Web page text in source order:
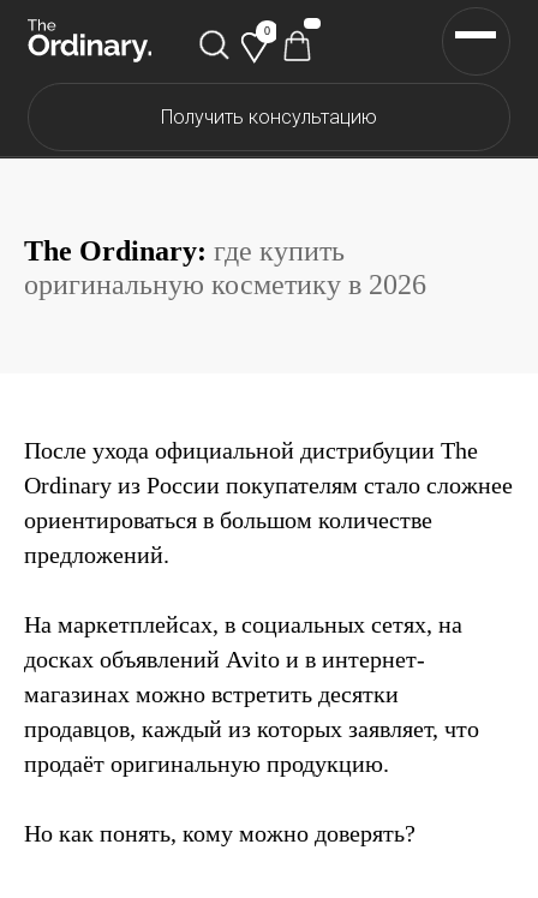
The Ordinary: где купить
оригинальную косметику в 2026
После ухода официальной дистрибуции The
Ordinary из России покупателям стало сложнее
ориентироваться в большом количестве
предложений.
На маркетплейсах, в социальных сетях, на
досках объявлений Avito и в интернет-
магазинах можно встретить десятки
продавцов, каждый из которых заявляет, что
продаёт оригинальную продукцию.
Но как понять, кому можно доверять?
Каталог The Ordinary
Каталог Корейской косметики
О нас
Контакты